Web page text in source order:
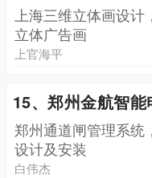
上海三维立体画设
立体广告画
上官海平
15、郑州金航智
郑州通道闸管理系统
设计及安装
白伟杰